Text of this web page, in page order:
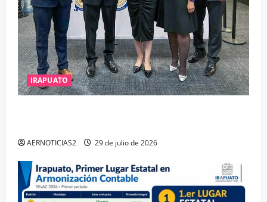
IRAPUATO
AERNOTICIAS2 29 de julio de 2026